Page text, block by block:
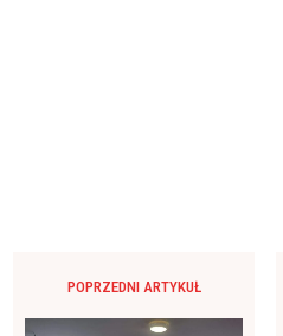
POPRZEDNI ARTYKUŁ